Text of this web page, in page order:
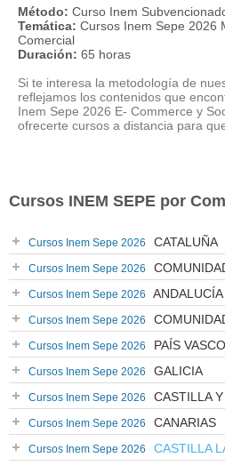
Método: Curso Inem
Temática: Cursos Inem Sepe 2026
Comercial
Duración: 65 horas
Si te interesa la metodología de
reflejamos los contenidos que
Inem Sepe 2026 E- Commerce y
ofrecerte cursos a distancia para
Cursos INEM SEPE por
Cursos Inem Sepe 2026 CATALUÑA
Cursos Inem Sepe 2026
Cursos Inem Sepe 2026 ANDALUCÍA
Cursos Inem Sepe 2026
Cursos Inem Sepe 2026 PAÍS VASCO
Cursos Inem Sepe 2026 GALICIA
Cursos Inem Sepe 2026 CASTILLA
Cursos Inem Sepe 2026 CANARIAS
Cursos Inem Sepe 2026 CASTILLA